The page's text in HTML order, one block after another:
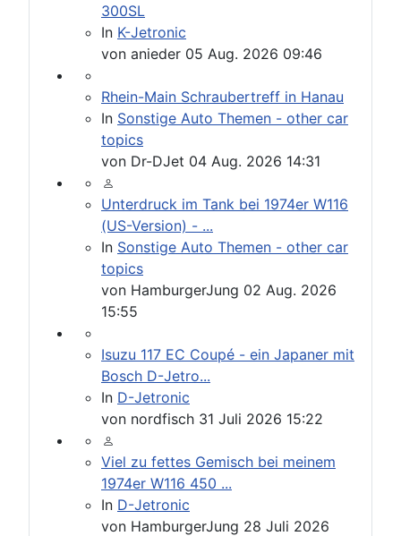
300SL
In K-Jetronic
von anieder 05 Aug. 2026 09:46
Rhein-Main Schraubertreff in Hanau
In Sonstige Auto Themen - other car
topics
von Dr-DJet 04 Aug. 2026 14:31
Unterdruck im Tank bei 1974er W116
(US-Version) - ...
In Sonstige Auto Themen - other car
topics
von HamburgerJung 02 Aug. 2026
15:55
Isuzu 117 EC Coupé - ein Japaner mit
Bosch D-Jetro...
In D-Jetronic
von nordfisch 31 Juli 2026 15:22
Viel zu fettes Gemisch bei meinem
1974er W116 450 ...
In D-Jetronic
von HamburgerJung 28 Juli 2026